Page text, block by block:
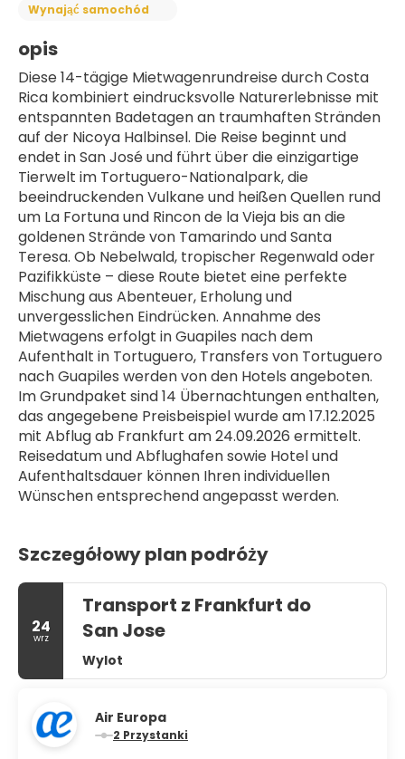
Wynająć samochód
opis
Diese 14-tägige Mietwagenrundreise durch Costa
Rica kombiniert eindrucksvolle Naturerlebnisse mit
entspannten Badetagen an traumhaften Stränden
auf der Nicoya Halbinsel. Die Reise beginnt und
endet in San José und führt über die einzigartige
Tierwelt im Tortuguero-Nationalpark, die
beeindruckenden Vulkane und heißen Quellen rund
um La Fortuna und Rincon de la Vieja bis an die
goldenen Strände von Tamarindo und Santa
Teresa. Ob Nebelwald, tropischer Regenwald oder
Pazifikküste – diese Route bietet eine perfekte
Mischung aus Abenteuer, Erholung und
unvergesslichen Eindrücken. Annahme des
Mietwagens erfolgt in Guapiles nach dem
Aufenthalt in Tortuguero, Transfers von Tortuguero
nach Guapiles werden von den Hotels angeboten.
Im Grundpaket sind 14 Übernachtungen enthalten,
das angegebene Preisbeispiel wurde am 17.12.2025
mit Abflug ab Frankfurt am 24.09.2026 ermittelt.
Reisedatum und Abflughafen sowie Hotel und
Aufenthaltsdauer können Ihren individuellen
Wünschen entsprechend angepasst werden.
Szczegółowy plan podróży
24
wrz
Transport z Frankfurt do
San Jose
Wylot
Air Europa
2 Przystanki